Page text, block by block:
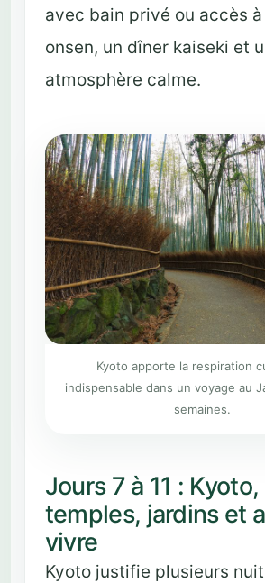
avec bain privé ou accès à
onsen, un dîner kaiseki et
atmosphère calme.
Kyoto apporte la respiration
indispensable dans un voyage au
semaines.
Jours 7 à 11 : Kyoto,
temples, jardins et
vivre
Kyoto justifie plusieurs